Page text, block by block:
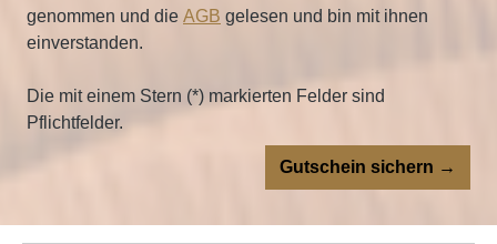
genommen und die AGB gelesen und bin mit ihnen
einverstanden.
Die mit einem Stern (*) markierten Felder sind
Pflichtfelder.
Gutschein sichern →